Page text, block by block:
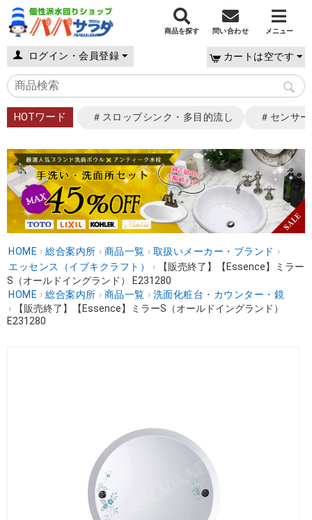
商品を探す 問い合わせ メニュー
ログイン・会員登録 カートは空です
HOTワード ＃スロップシンク・多目的流し ＃センサ
HOME › 総合案内所 › 商品一覧 › 取扱いメーカー・ブランド ›
エッセンス（イブキクラフト）
›
【販売終了】【Essence】ミラー
S（オールドイングランド） E231280
HOME › 総合案内所 › 商品一覧 › 洗面化粧台・カウンター・鏡
›
【販売終了】【Essence】ミラーS（オールドイングランド）
E231280